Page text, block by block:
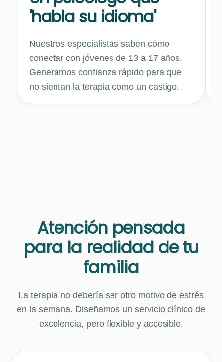
'habla su idioma'
Nuestros especialistas saben cómo
conectar con jóvenes de 13 a 17 años.
Generamos confianza rápido para que
no sientan la terapia como un castigo.
Atención pensada
para la realidad de tu
familia
La terapia no debería ser otro motivo de estrés
en la semana. Diseñamos un servicio clínico de
excelencia, pero flexible y accesible.